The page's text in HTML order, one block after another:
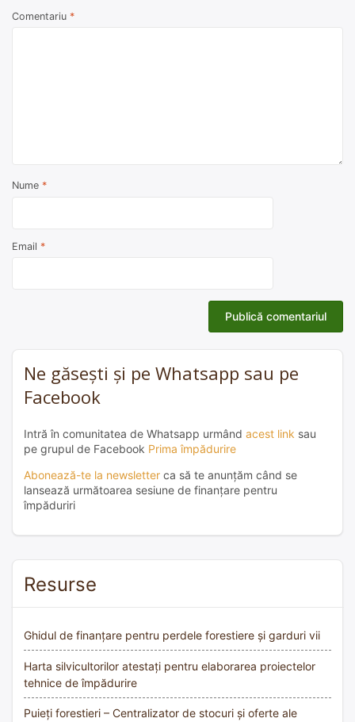
Comentariu *
Nume *
Email *
Ne găsești și pe Whatsapp sau pe
Facebook
Intră în comunitatea de Whatsapp urmând acest link sau
pe grupul de Facebook Prima împădurire
Abonează-te la newsletter ca să te anunțăm când se
lansează următoarea sesiune de finanțare pentru
împăduriri
Resurse
Ghidul de finanțare pentru perdele forestiere și garduri vii
Harta silvicultorilor atestați pentru elaborarea proiectelor
tehnice de împădurire
Puieți forestieri – Centralizator de stocuri și oferte ale